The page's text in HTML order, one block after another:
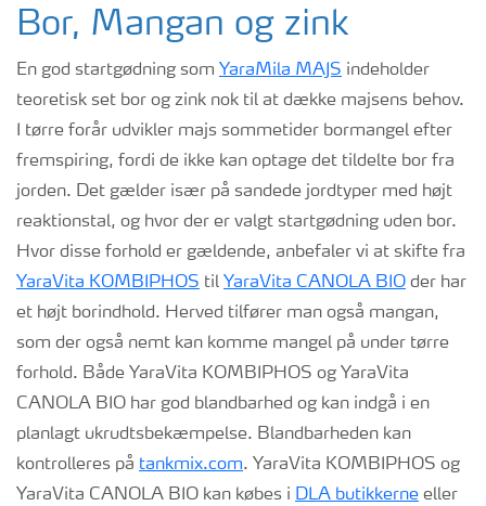
Bor, Mangan og zink
En god startgødning som YaraMila MAJS indeholder
teoretisk set bor og zink nok til at dække majsens behov.
I tørre forår udvikler majs sommetider bormangel efter
fremspiring, fordi de ikke kan optage det tildelte bor fra
jorden. Det gælder især på sandede jordtyper med højt
reaktionstal, og hvor der er valgt startgødning uden bor.
Hvor disse forhold er gældende, anbefaler vi at skifte fra
YaraVita KOMBIPHOS til YaraVita CANOLA BIO der har
et højt borindhold. Herved tilfører man også mangan,
som der også nemt kan komme mangel på under tørre
forhold. Både YaraVita KOMBIPHOS og YaraVita
CANOLA BIO har god blandbarhed og kan indgå i en
planlagt ukrudtsbekæmpelse. Blandbarheden kan
kontrolleres på tankmix.com. YaraVita KOMBIPHOS og
YaraVita CANOLA BIO kan købes i DLA butikkerne eller